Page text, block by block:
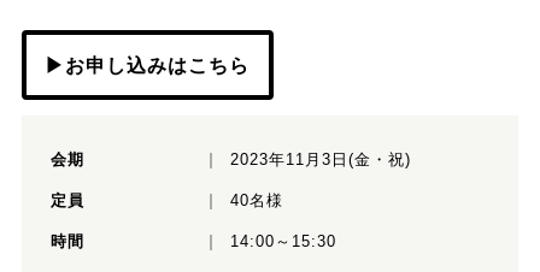
▶お申し込みはこちら
会期 2023年11月3日(金・祝)
定員 40名様
時間 14:00～15:30